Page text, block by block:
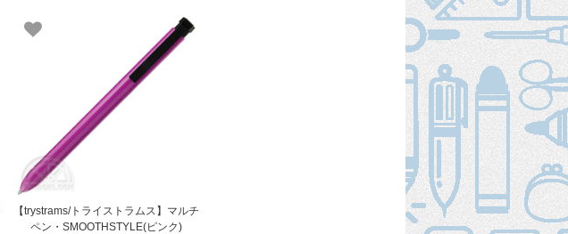
【trystrams/トライストラムス】マルチ
ペン・SMOOTHSTYLE(ピンク)